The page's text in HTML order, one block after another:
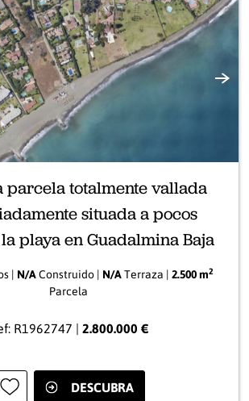
parcela totalmente vallada
situada a pocos
playa en Guadalmina Baja
| N/AConstruido | N/ATerraza | 2.500 m2
Parcela
R1962747 | 2.800.000 €
DESCUBRA